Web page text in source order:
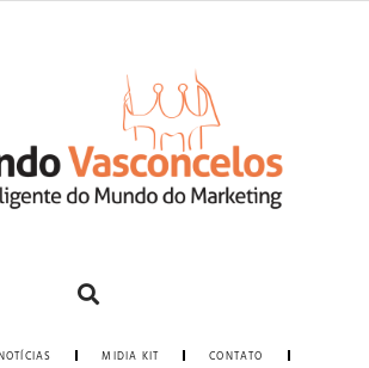
MIDIA KIT CONTATO